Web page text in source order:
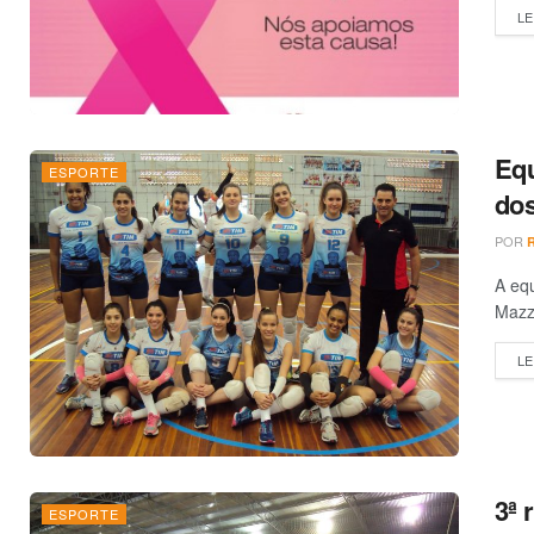
ESPORTE
POR
A
ESPORTE
3ª